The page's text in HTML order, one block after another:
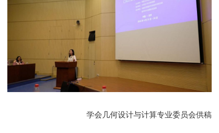
学会几何设计与计算专业委员会供稿